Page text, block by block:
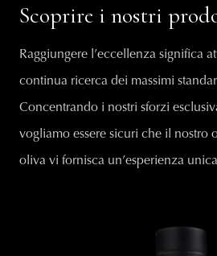
Scoprire i nostri
Raggiungere l’eccellenza significa
continua ricerca dei massimi
Concentrando i nostri sforzi
vogliamo essere sicuri che il nostro
oliva vi fornisca un’esperienza